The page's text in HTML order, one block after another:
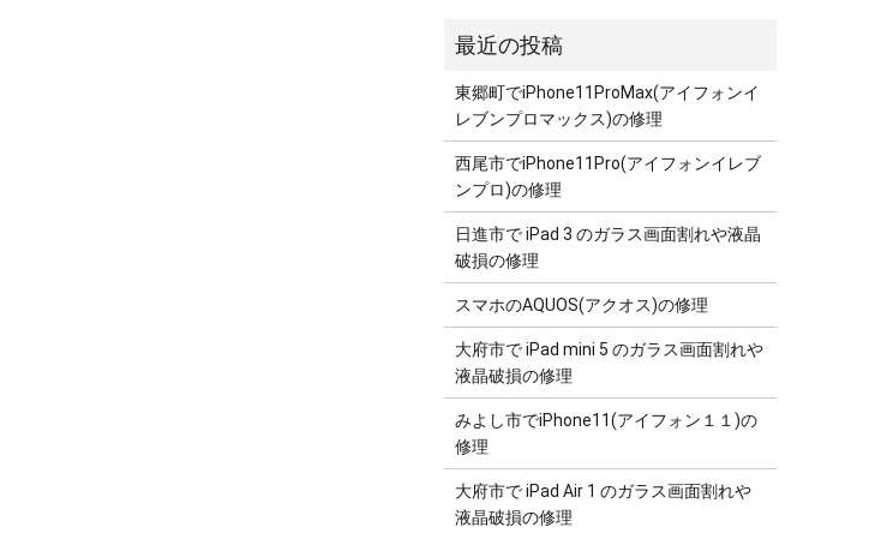
東郷町でiPhone11ProMax(アイフォンイ
レブンプロマックス)の修理
西尾市でiPhone11Pro(アイフォンイレブ
ンプロ)の修理
日進市で iPad 3 のガラス画面割れや液晶
破損の修理
スマホのAQUOS(アクオス)の修理
大府市で iPad mini 5 のガラス画面割れや
液晶破損の修理
みよし市でiPhone11(アイフォン１１)の
修理
大府市で iPad Air 1 のガラス画面割れや
液晶破損の修理